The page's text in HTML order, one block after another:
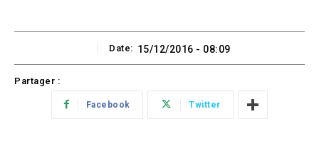
Date: 15/12/2016 - 08:09
Partager :
Facebook Twitter